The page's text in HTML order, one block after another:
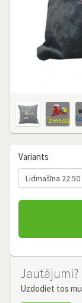
Variants
Jautājumi?
Uzdodiet tos